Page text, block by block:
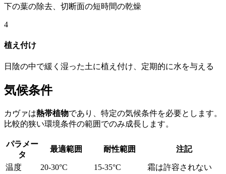
下の葉の除去、切断面の短時間の乾燥
4
植え付け
日陰の中で緩く湿った土に植え付け、定期的に水を与える
気候条件
カヴァは熱帯植物であり、特定の気候条件を必要とします。
比較的狭い環境条件の範囲でのみ成長します。
パラメー
タ
最適範囲 耐性範囲 注記
温度 20-30°C 15-35°C
霜は許容されない